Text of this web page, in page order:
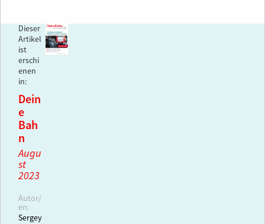
Dieser
Artikel
ist
erschi
enen
in:
Dein
e
Bah
n
Augu
st
2023
Autor/
en:
Sergey